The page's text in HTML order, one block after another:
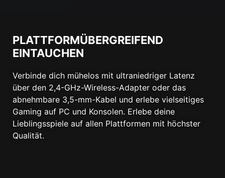
PLATTFORMÜBERGREIFEND
EINTAUCHEN
Verbinde dich mühelos mit ultraniedriger Latenz
über den 2,4-GHz-Wireless-Adapter oder das
abnehmbare 3,5-mm-Kabel und erlebe vielseitiges
Gaming auf PC und Konsolen. Erlebe deine
Lieblingsspiele auf allen Plattformen mit höchster
Qualität.